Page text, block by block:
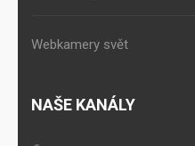
Webkamery svět
NAŠE KANÁLY